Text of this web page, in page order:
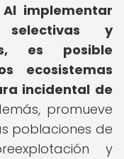
Al implementar
y
es posible
ecosistemas
incidental de
promueve
poblaciones de
y